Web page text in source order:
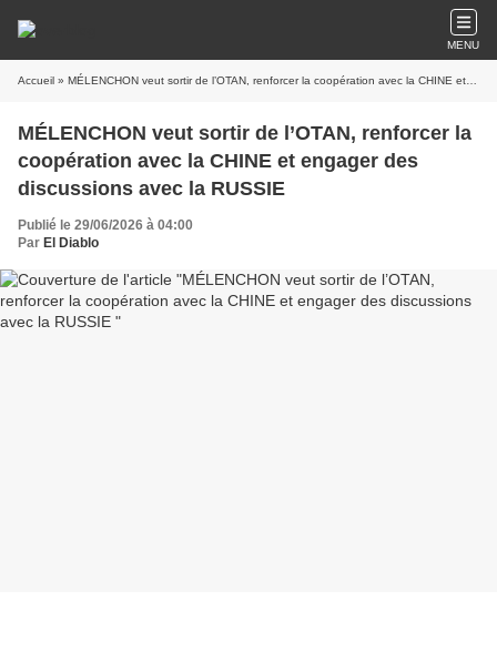
MENU
Accueil » MÉLENCHON veut sortir de l’OTAN, renforcer la coopération avec la CHINE et engager des discussions avec la RUSSIE
MÉLENCHON veut sortir de l’OTAN, renforcer la
coopération avec la CHINE et engager des
discussions avec la RUSSIE
Publié le 29/06/2026 à 04:00
Par El Diablo